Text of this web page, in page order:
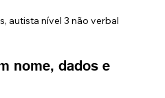
autista nível 3 não verbal
nome, dados e